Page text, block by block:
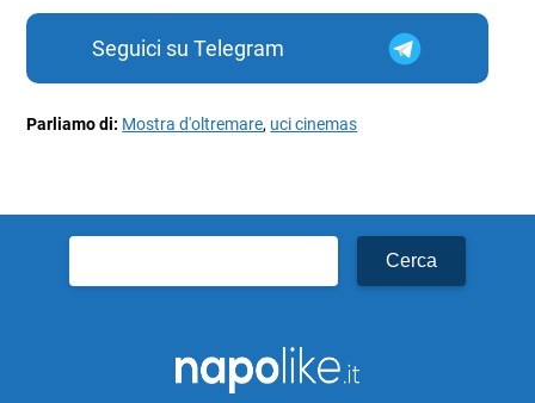
Seguici su Telegram
Parliamo di: Mostra d'oltremare, uci cinemas
per: